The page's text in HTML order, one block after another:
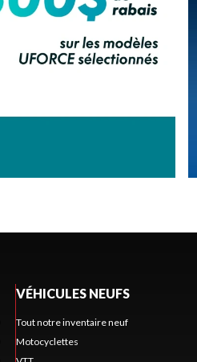
VÉHICULES NEUFS
Tout notre inventaire neuf
Motocyclettes